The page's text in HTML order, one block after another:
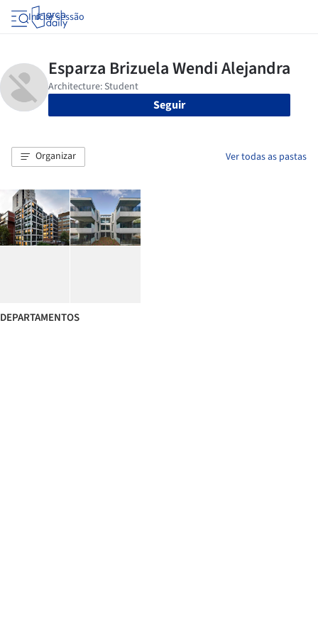
Iniciar sessão
Seguir
Organizar Ver todas as pastas
DEPARTAMENTOS